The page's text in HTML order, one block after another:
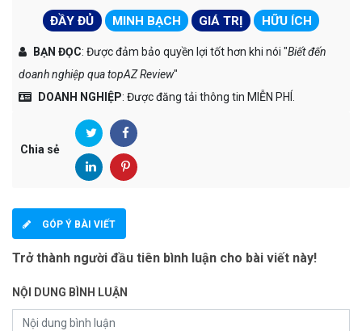
ĐẦY ĐỦ MINH BẠCH GIÁ TRỊ HỮU ÍCH
BẠN ĐỌC: Được đảm bảo quyền lợi tốt hơn khi nói "Biết đến
doanh nghiệp qua topAZ Review"
DOANH NGHIỆP: Được đăng tải thông tin MIỄN PHÍ.
Chia sẻ
GÓP Ý BÀI VIẾT
Trở thành người đầu tiên bình luận cho bài viết này!
NỘI DUNG BÌNH LUẬN